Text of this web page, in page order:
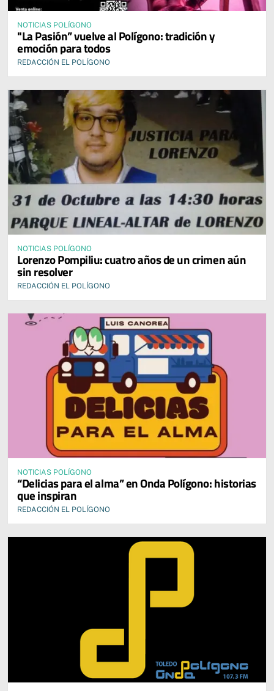
NOTICIAS POLÍGONO
"La Pasión” vuelve al Polígono: tradición y
emoción para todos
REDACCIÓN EL POLÍGONO
NOTICIAS POLÍGONO
Lorenzo Pompiliu: cuatro años de un crimen aún
sin resolver
REDACCIÓN EL POLÍGONO
NOTICIAS POLÍGONO
“Delicias para el alma” en Onda Polígono: historias
que inspiran
REDACCIÓN EL POLÍGONO